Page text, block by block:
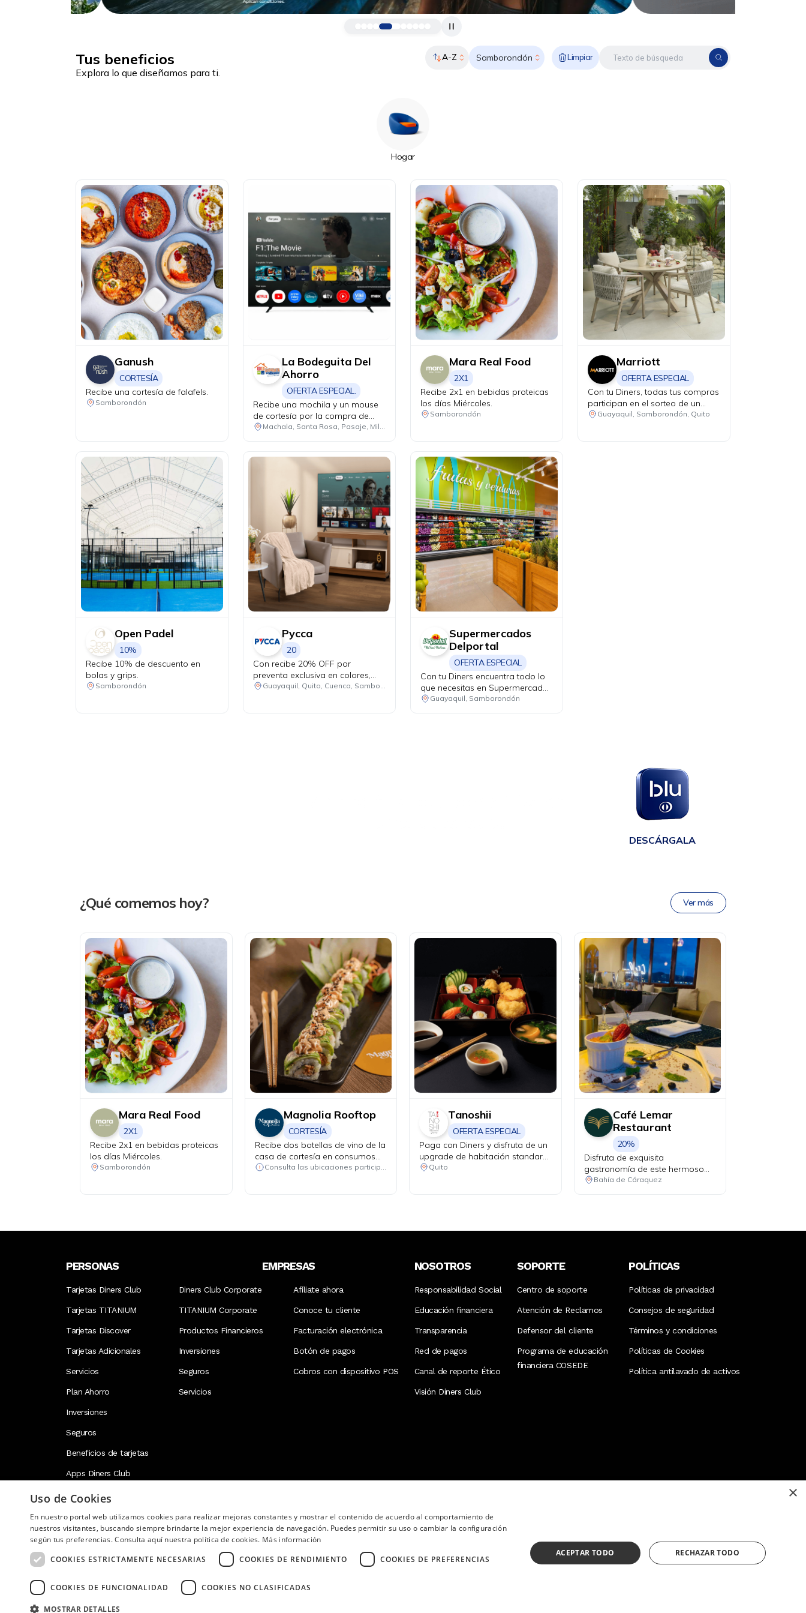
Tus beneficios
Explora lo que diseñamos para ti.
A-Z Samborondón Limpiar
Hogar
Ganush
CORTESÍA
Recibe una cortesía de falafels.
Samborondón
La Bodeguita Del
Ahorro
OFERTA ESPECIAL.
Recibe una mochila y un mouse
de cortesía por la compra de
una laptop con procesador
Machala, Santa Rosa, Pasaje, Milagro, Cuenca, Samborondón, Guayaquil
Mara Real Food
2X1
Recibe 2x1 en bebidas proteicas
los días Miércoles.
Samborondón
Marriott
OFERTA ESPECIAL
Con tu Diners, todas tus compras
participan en el sorteo de un
Power Station de 1000 W. Fecha
Guayaquil, Samborondón, Quito
Open Padel
10%
Recibe 10% de descuento en
bolas y grips.
Samborondón
Pycca
20
Con recibe 20% OFF por
preventa exclusiva en colores,
categoría decoración.
Guayaquil, Quito, Cuenca, Samborondón
Supermercados
Delportal
OFERTA ESPECIAL
Con tu Diners encuentra todo lo
que necesitas en Supermercados
Del Portal y difiere hasta 3 meses
Guayaquil, Samborondón
DESCÁRGALA
¿Qué comemos hoy? Ver más
Mara Real Food
2X1
Recibe 2x1 en bebidas proteicas
los días Miércoles.
Samborondón
Magnolia Rooftop
CORTESÍA
Recibe dos botellas de vino de la
casa de cortesía en consumos
mínimos de USD 130.
Consulta las ubicaciones participantes
Tanoshii
OFERTA ESPECIAL
Paga con Diners y disfruta de un
upgrade de habitación standard
a grand room.
Quito
Café Lemar
Restaurant
20%
Disfruta de exquisita
gastronomía de este hermoso
rincón costero del Ecuador.
Bahía de Cáraquez
PERSONAS
Tarjetas Diners Club
Tarjetas TITANIUM
Tarjetas Discover
Tarjetas Adicionales
Servicios
Plan Ahorro
Inversiones
Seguros
Beneficios de tarjetas
Apps Diners Club
EMPRESAS
Diners Club Corporate
TITANIUM Corporate
Productos Financieros
Inversiones
Seguros
Servicios
Afíliate ahora
Conoce tu cliente
Facturación electrónica
Botón de pagos
Cobros con dispositivo POS
NOSOTROS
Responsabilidad Social
Educación financiera
Transparencia
Red de pagos
Canal de reporte Ético
Visión Diners Club
SOPORTE
Centro de soporte
Atención de Reclamos
Defensor del cliente
Programa de educación
financiera COSEDE
POLÍTICAS
Políticas de privacidad
Consejos de seguridad
Términos y condiciones
Políticas de Cookies
Política antilavado de activos
Image
¿Necesitas ayuda?
(02) 298 1300
Copyright © 2026 Diners Club Ecuador. Derechos reservados.
×
Uso de Cookies
En nuestro portal web utilizamos cookies para realizar mejoras constantes y mostrar el contenido de acuerdo al comportamiento de
nuestros visitantes, buscando siempre brindarte la mejor experiencia de navegación. Puedes permitir su uso o cambiar la configuración
según tus preferencias. Consulta aquí nuestra política de cookies. Más información
COOKIES ESTRICTAMENTE NECESARIAS
COOKIES DE RENDIMIENTO COOKIES DE PREFERENCIAS
COOKIES DE FUNCIONALIDAD COOKIES NO CLASIFICADAS
MOSTRAR DETALLES
ACEPTAR TODO RECHAZAR TODO